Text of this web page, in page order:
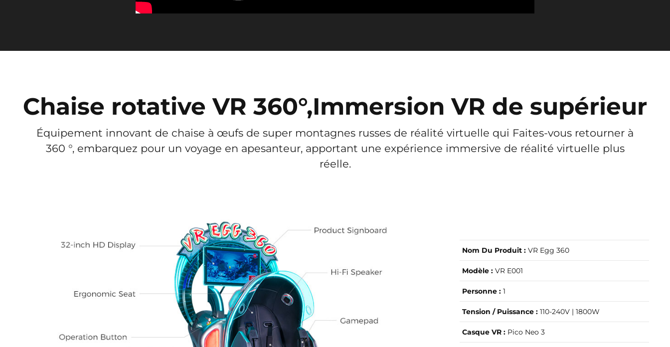
Chaise rotative VR 360°,Immersion VR de supérieur
Équipement innovant de chaise à œufs de super montagnes russes de réalité virtuelle qui Faites-vous retourner à
360 °, embarquez pour un voyage en apesanteur, apportant une expérience immersive de réalité virtuelle plus
réelle.
Nom Du Produit : VR Egg 360
Modèle : VR E001
Personne : 1
Tension / Puissance : 110-240V | 1800W
Casque VR : Pico Neo 3